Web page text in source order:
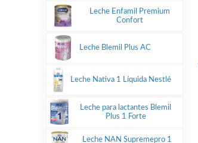
Leche Enfamil Premium
Confort
Leche Blemil Plus AC
Leche Nativa 1 Líquida Nestlé
Leche para lactantes Blemil
Plus 1 Forte
Leche NAN Supremepro 1